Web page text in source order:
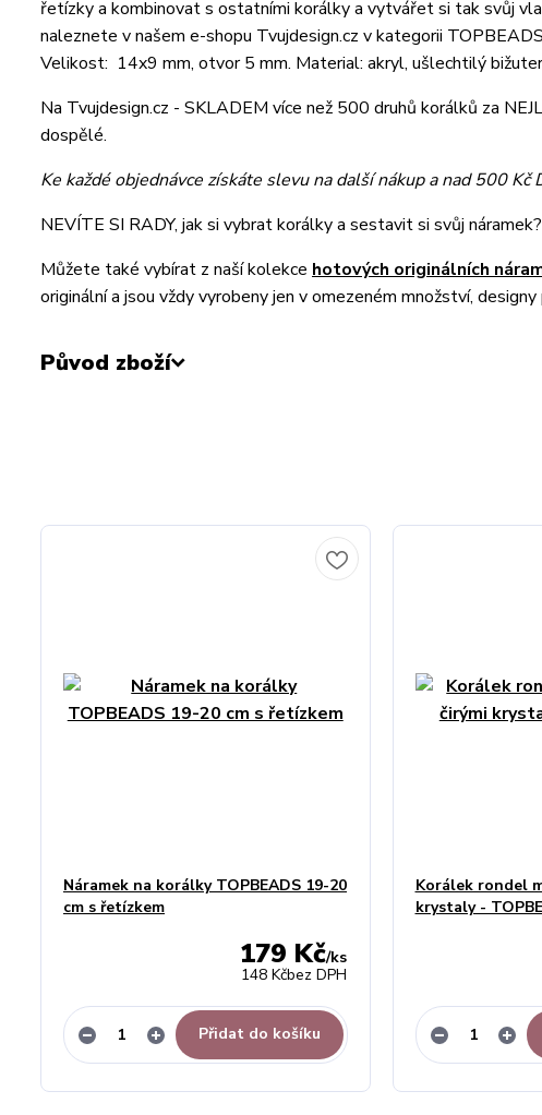
řetízky a kombinovat s ostatními korálky a vytvářet si tak svůj
naleznete v našem e-shopu Tvujdesign.cz v kategorii
Velikost: 14x9 mm, otvor 5 mm. Material: akryl, ušlechtilý
Na Tvujdesign.cz - SKLADEM více než 500 druhů korálků za
dospělé.
Ke každé objednávce získáte slevu na další nákup a nad 500 Kč
NEVÍTE SI RADY, jak si vybrat korálky a sestavit si svůj
Můžete také vybírat z naší kolekce hotových originálních
originální a jsou vždy vyrobeny jen v omezeném množství,
Původ zboží
Náramek na korálky TOPBEADS 19-20
cm s řetízkem
179 Kč/ks
148 Kčbez DPH
Přidat do košíku
Korálek rondel
krystaly -